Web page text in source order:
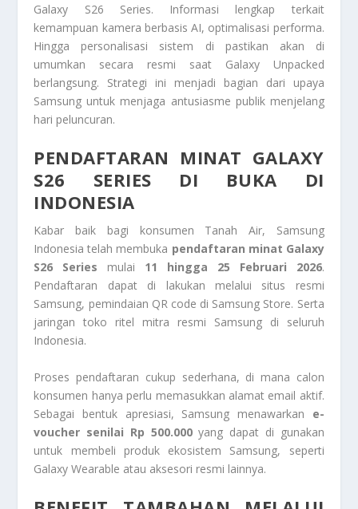
Galaxy S26 Series. Informasi lengkap terkait
kemampuan kamera berbasis AI, optimalisasi performa.
Hingga personalisasi sistem di pastikan akan di
umumkan secara resmi saat Galaxy Unpacked
berlangsung. Strategi ini menjadi bagian dari upaya
Samsung untuk menjaga antusiasme publik menjelang
hari peluncuran.
PENDAFTARAN MINAT GALAXY
S26 SERIES DI BUKA DI
INDONESIA
Kabar baik bagi konsumen Tanah Air, Samsung
Indonesia telah membuka pendaftaran minat Galaxy
S26 Series mulai 11 hingga 25 Februari 2026.
Pendaftaran dapat di lakukan melalui situs resmi
Samsung, pemindaian QR code di Samsung Store. Serta
jaringan toko ritel mitra resmi Samsung di seluruh
Indonesia.
Proses pendaftaran cukup sederhana, di mana calon
konsumen hanya perlu memasukkan alamat email aktif.
Sebagai bentuk apresiasi, Samsung menawarkan e-
voucher senilai Rp 500.000yang dapat di gunakan
untuk membeli produk ekosistem Samsung, seperti
Galaxy Wearable atau aksesori resmi lainnya.